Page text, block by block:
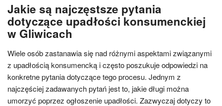
Jakie są najczęstsze pytania
dotyczące upadłości konsumenckiej
w Gliwicach
Wiele osób zastanawia się nad różnymi aspektami związanymi
z upadłością konsumencką i często poszukuje odpowiedzi na
konkretne pytania dotyczące tego procesu. Jednym z
najczęściej zadawanych pytań jest to, jakie długi można
umorzyć poprzez ogłoszenie upadłości. Zazwyczaj dotyczy to